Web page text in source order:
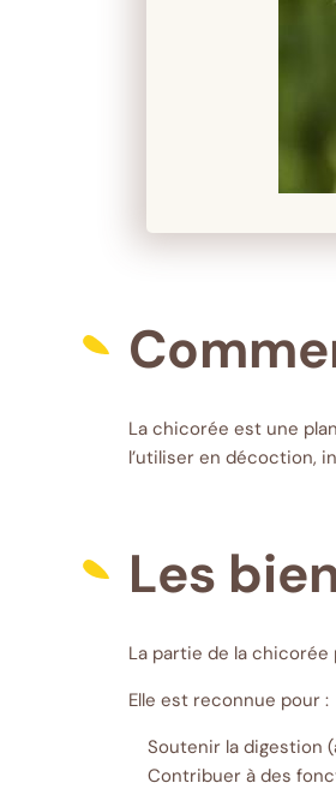
La chicorée est une
l’utiliser en décoction,
Les
La partie de la
Elle est reconnue pour :
Soutenir la digestion
Contribuer à des